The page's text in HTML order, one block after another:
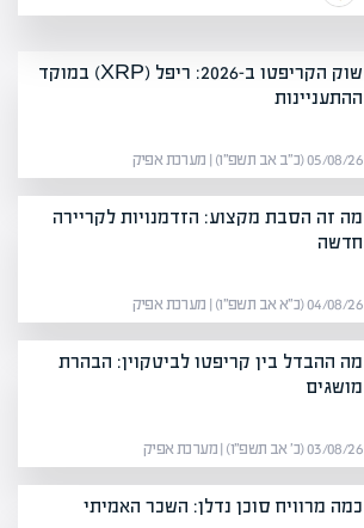
שוק הקריפטו ב-2026: ריפל (XRP) במוקד
ההתעניינות
05/08/26 (כ״ב אב תשפ״ו) | מערכת אפיק
מה זה הסבת מקצוע: הזדמנויות לקריירה
חדשה
04/08/26 (כ״א אב תשפ״ו) | מערכת אפיק
מה ההבדל בין קריפטו לביטקוין: הבהרת
מושגים
03/08/26 (כ׳ אב תשפ״ו) | מערכת אפיק
כמה מרוויח סוכן נדלן: השכר האמיתי